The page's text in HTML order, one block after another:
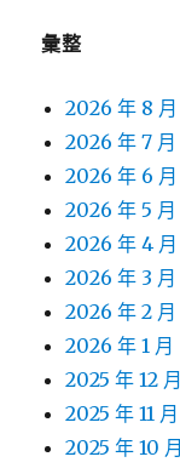
彙整
2026 年 8 月
2026 年 7 月
2026 年 6 月
2026 年 5 月
2026 年 4 月
2026 年 3 月
2026 年 2 月
2026 年 1 月
2025 年 12 月
2025 年 11 月
2025 年 10 月